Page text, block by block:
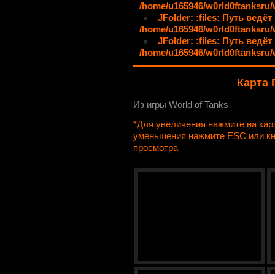
/home/u165946/
JFolder: :files: Путь ведёт
/home/u165946/
JFolder: :files: Путь ведёт
/home/u165946/
Карта
Из игры World of Tanks
*Для увеличения нажмите на
уменьшения нажмите ESC или
просмотра